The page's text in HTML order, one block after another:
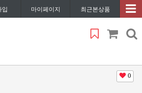
입 마이페이지 최근본상품
0